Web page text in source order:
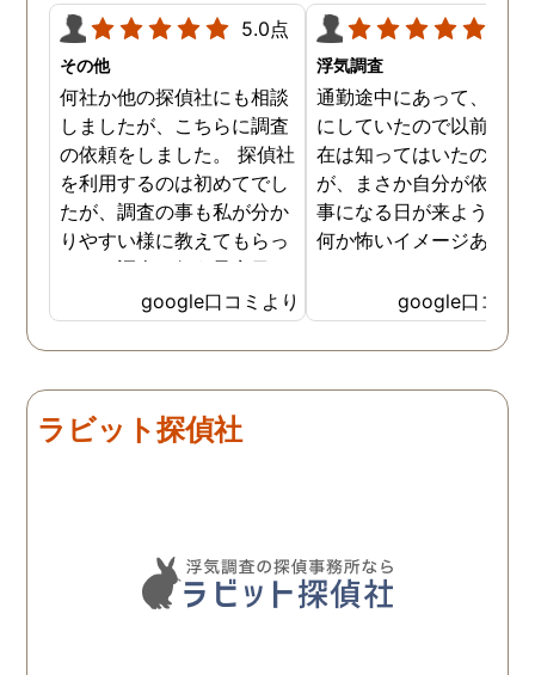
5.0点
その他
何社か他の探偵社にも相談
しましたが、こちらに調査
の依頼をしました。 探偵社
を利用するのは初めてでし
たが、調査の事も私が分か
りやすい様に教えてもらっ
たり、調査を行う予定日は
私の希望を聞いてもらいつ
つ、探偵さんのご意見も取
り入れ、細かく打ち合わせ
た。調査を行った日はその
日の報告を入れてくれたり
聞いて頂いたりと精神的に
も助かりました。 報告書や
調査の動画を見せてもらっ
google口コミより
浮気調査
通勤途中にあって、毎日
にしていたので以前から
在は知ってはいたのです
が、まさか自分が依頼す
事になる日が来ようと
何か怖いイメージありま
応も良く、安心して相談
きました。 調査後に弁
さんも紹介していただき
した！ありがとうござい
google口コミ
ラビット探偵社